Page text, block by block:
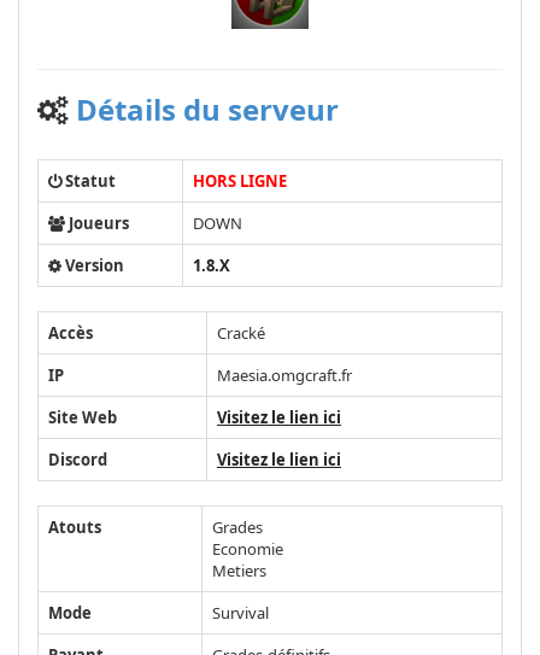
Détails du serveur
Statut
HORS LIGNE
Joueurs
DOWN
Version
1.8.X
Accès
Cracké
IP
Maesia.omgcraft.fr
Site Web
Visitez le lien ici
Discord
Visitez le lien ici
Atouts
Grades
Economie
Metiers
Mode
Survival